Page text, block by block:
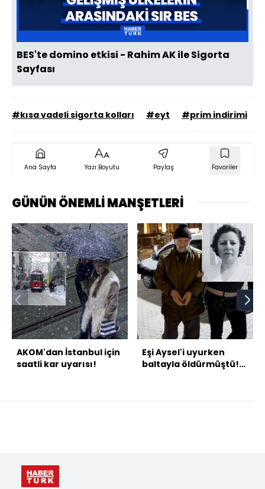
Oynat
BES'te domino etkisi - Rahim AK ile Sigorta
Sayfası
#kısa vadeli sigorta kolları #eyt #prim indirimi
Ana Sayfa Yazı Boyutu Paylaş Favoriler
GÜNÜN ÖNEMLİ MANŞETLERİ
AKOM'dan İstanbul için
saatli kar uyarısı!
Eşi Aysel'i uyurken
baltayla öldürmüştü!